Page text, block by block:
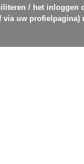
/ het
via uw profielpagina)